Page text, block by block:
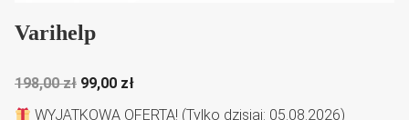
Varihelp
198,00zł Pierwotna
cena
99,00 złAktualna
cena
WYJĄTKOWA OFERTA! (Tylko dzisiaj: 05.08.2026)